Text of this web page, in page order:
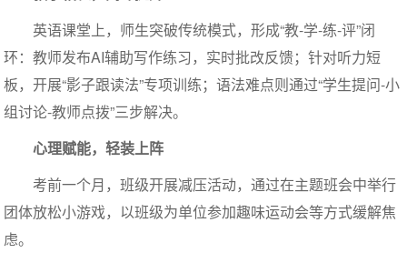
英语课堂上，师生突破传统模式，形成“教-学-练-评”闭
环：教师发布AI辅助写作练习，实时批改反馈；针对听力短
板，开展“影子跟读法”专项训练；语法难点则通过“学生提问-小
组讨论-教师点拨”三步解决。
心理赋能，轻装上阵
考前一个月，班级开展减压活动，通过在主题班会中举行
团体放松小游戏，以班级为单位参加趣味运动会等方式缓解焦
虑。